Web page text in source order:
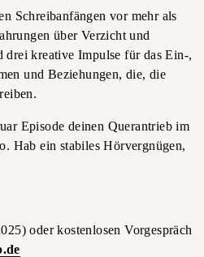
Schreibanfängen vor mehr als
über Verzicht und
kreative Impulse für das Ein-,
und Beziehungen, die, die
Episode deinen Querantrieb im
Hab ein stabiles Hörvergnügen,
oder kostenlosen Vorgespräch